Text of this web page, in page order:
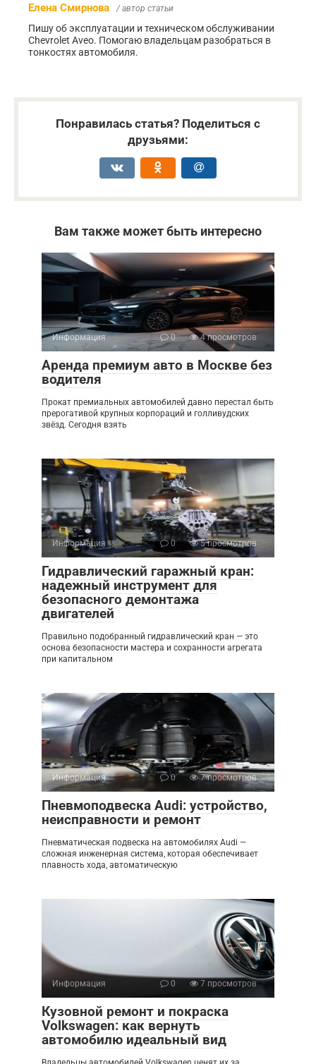
Елена Смирнова / автор статьи
Пишу об эксплуатации и техническом обслуживании
Chevrolet Aveo. Помогаю владельцам разобраться в
тонкостях автомобиля.
Понравилась статья? Поделиться с
друзьями:
Вам также может быть интересно
Информация 0 4 просмотров
Аренда премиум авто в Москве без
водителя
Прокат премиальных автомобилей давно перестал быть
прерогативой крупных корпораций и голливудских
звёзд. Сегодня взять
Информация 0 5 просмотров
Гидравлический гаражный кран:
надежный инструмент для
безопасного демонтажа
двигателей
Правильно подобранный гидравлический кран — это
основа безопасности мастера и сохранности агрегата
при капитальном
Информация 0 7 просмотров
Пневмоподвеска Audi: устройство,
неисправности и ремонт
Пневматическая подвеска на автомобилях Audi —
сложная инженерная система, которая обеспечивает
плавность хода, автоматическую
Информация 0 7 просмотров
Кузовной ремонт и покраска
Volkswagen: как вернуть
автомобилю идеальный вид